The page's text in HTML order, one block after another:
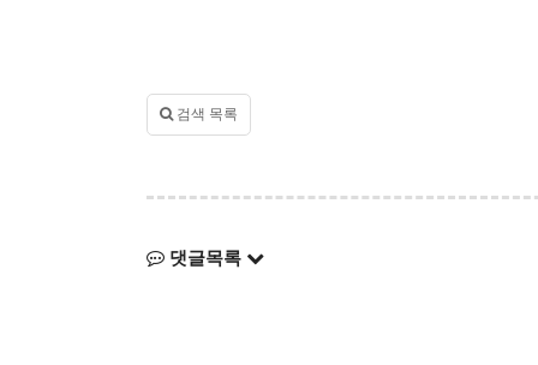
검색 목록
댓글목록